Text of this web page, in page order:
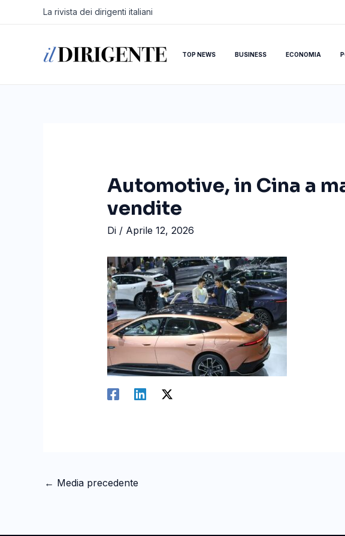
La rivista dei dirigenti italiani
TOP NEWS BUSINESS ECONOMIA
Automotive, in Cina a
vendite
Di / Aprile 12, 2026
Navigazione
← Media precedente